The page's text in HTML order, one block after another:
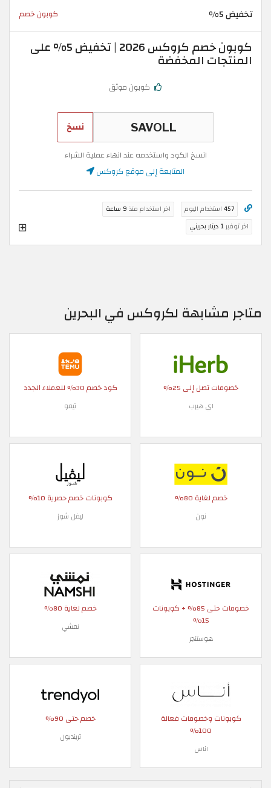
تخفيض 5% كوبون خصم
كوبون خصم كروكس 2026 | تخفيض 5% على
المنتجات المخفضة
كوبون موثق
نسخ
انسخ الكود واستخدمه عند انهاء عملية الشراء
المتابعة إلى موقع كروكس
457 استخدام اليوم اخر استخدام منذ 9 ساعة
اخر توفير1 دينار بحريني
متاجر مشابهة لكروكس في البحرين
خصومات تصل إلى 25%
اي هيرب
كود خصم 30% للعملاء الجدد
تيمو
خصم لغاية 80%
نون
كوبونات خصم حصرية 10%
ليفل شوز
خصومات حتى 85% + كوبونات
15%
هوستنجر
خصم لغاية 80%
نمشي
كوبونات وخصومات فعالة
100%
اناس
خصم حتى 90%
ترينديول